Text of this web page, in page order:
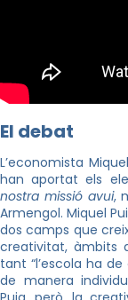
El debat
L’economista
han aportat els
nostra missió avui,
Armengol. Miquel
dos camps que
creativitat, àmbits
tant “l’escola ha
de manera